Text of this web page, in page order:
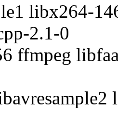
libx264-
2.1-0
ffmpeg